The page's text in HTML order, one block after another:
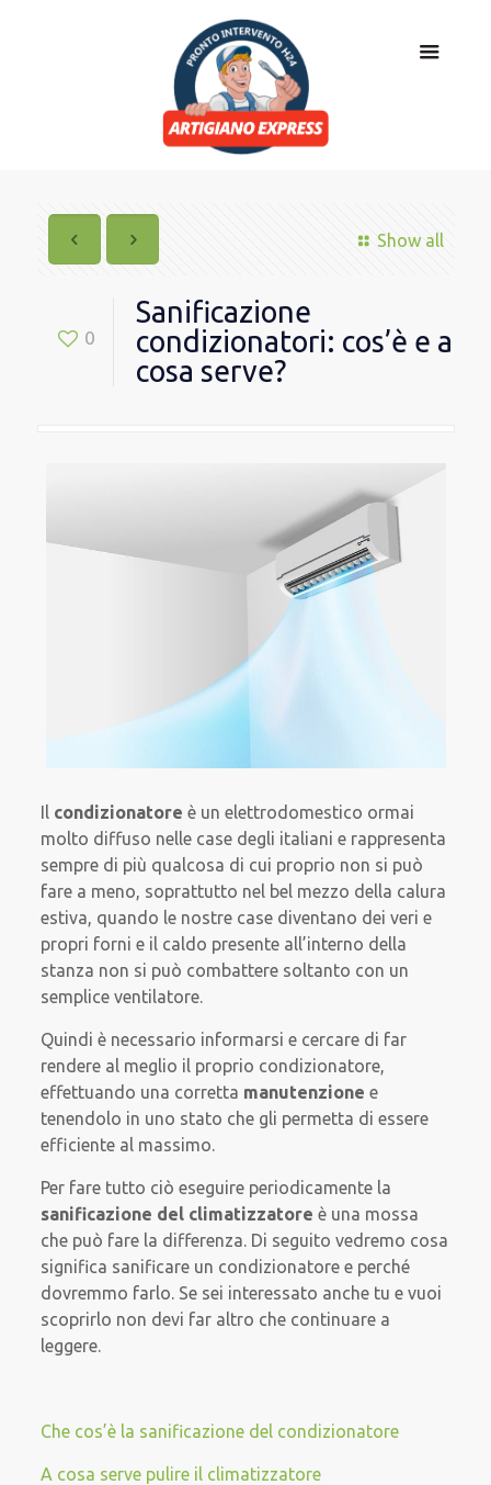
Show all
0
Sanificazione
condizionatori: cos’è e a
cosa serve?
Il condizionatore è un elettrodomestico ormai
molto diffuso nelle case degli italiani e rappresenta
sempre di più qualcosa di cui proprio non si può
fare a meno, soprattutto nel bel mezzo della calura
estiva, quando le nostre case diventano dei veri e
propri forni e il caldo presente all’interno della
stanza non si può combattere soltanto con un
semplice ventilatore.
Quindi è necessario informarsi e cercare di far
rendere al meglio il proprio condizionatore,
effettuando una corretta manutenzione e
tenendolo in uno stato che gli permetta di essere
efficiente al massimo.
Per fare tutto ciò eseguire periodicamente la
sanificazione del climatizzatore è una mossa
che può fare la differenza. Di seguito vedremo cosa
significa sanificare un condizionatore e perché
dovremmo farlo. Se sei interessato anche tu e vuoi
scoprirlo non devi far altro che continuare a
leggere.
Che cos’è la sanificazione del condizionatore
A cosa serve pulire il climatizzatore